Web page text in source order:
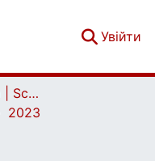
Увійти
Наукова періодика | Scientific periodicals
2023